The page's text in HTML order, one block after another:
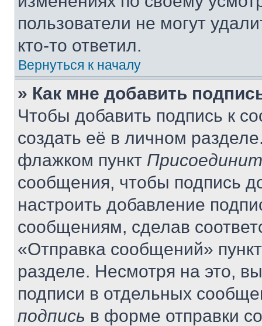
пользователи не могут
кто-то ответил.
Вернуться к началу
» Как мне добавить
Чтобы добавить подпись к
создать её в личном
флажком пункт
сообщения, чтобы подпись
настроить добавление
сообщениям, сделав
«Отправка сообщений»
разделе. Несмотря на это,
подписи в отдельных
подпись в форме отправки